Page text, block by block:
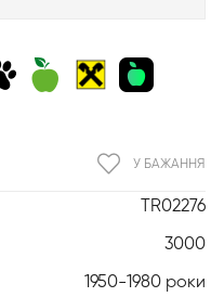
TR02276
3000
1950-1980 роки
У БАЖАННЯ